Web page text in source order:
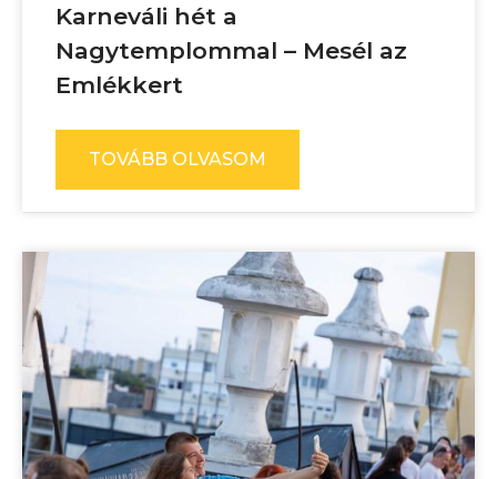
Karneváli hét a
Nagytemplommal – Mesél az
Emlékkert
TOVÁBB OLVASOM